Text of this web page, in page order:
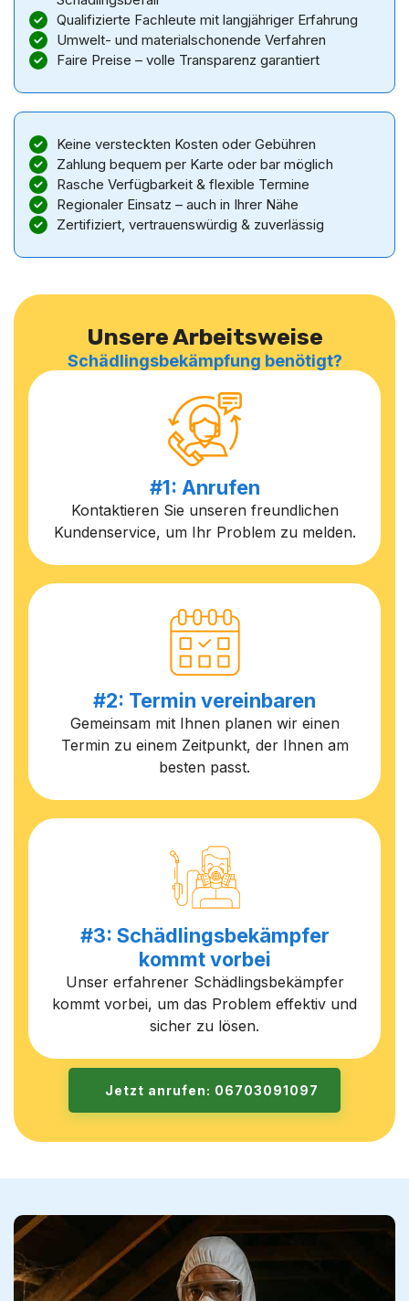
Qualifizierte Fachleute mit langjähriger Erfahrung
Umwelt- und materialschonende Verfahren
Faire Preise – volle Transparenz garantiert
Keine versteckten Kosten oder Gebühren
Zahlung bequem per Karte oder bar möglich
Rasche Verfügbarkeit & flexible Termine
Regionaler Einsatz – auch in Ihrer Nähe
Zertifiziert, vertrauenswürdig & zuverlässig
Unsere Arbeitsweise
Schädlingsbekämpfung benötigt?
#1: Anrufen
Kontaktieren Sie unseren freundlichen
Kundenservice, um Ihr Problem zu melden.
#2: Termin vereinbaren
Gemeinsam mit Ihnen planen wir einen
Termin zu einem Zeitpunkt, der Ihnen am
besten passt.
#3: Schädlingsbekämpfer
kommt vorbei
Unser erfahrener Schädlingsbekämpfer
kommt vorbei, um das Problem effektiv und
sicher zu lösen.
Jetzt anrufen: 06703091097